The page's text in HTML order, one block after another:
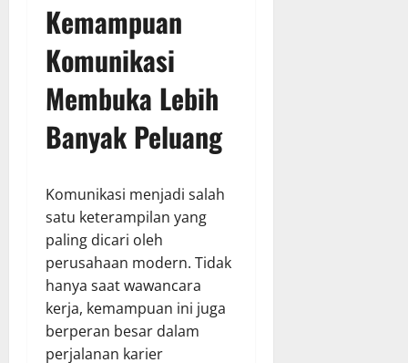
Kemampuan
Komunikasi
Membuka Lebih
Banyak Peluang
Komunikasi menjadi salah
satu keterampilan yang
paling dicari oleh
perusahaan modern. Tidak
hanya saat wawancara
kerja, kemampuan ini juga
berperan besar dalam
perjalanan karier